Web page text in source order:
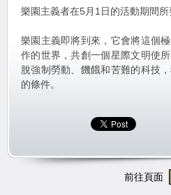
樂園主義者在5月1日的活動期間
樂園主義即將到來，它會將這個
作的世界，共創一個星際文明使
脫強制勞動、饑餓和苦難的科技
的條件。
前往頁面